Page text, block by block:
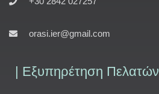
orasi.ier@gmail.com
| Εξυπηρέτηση Πελατών